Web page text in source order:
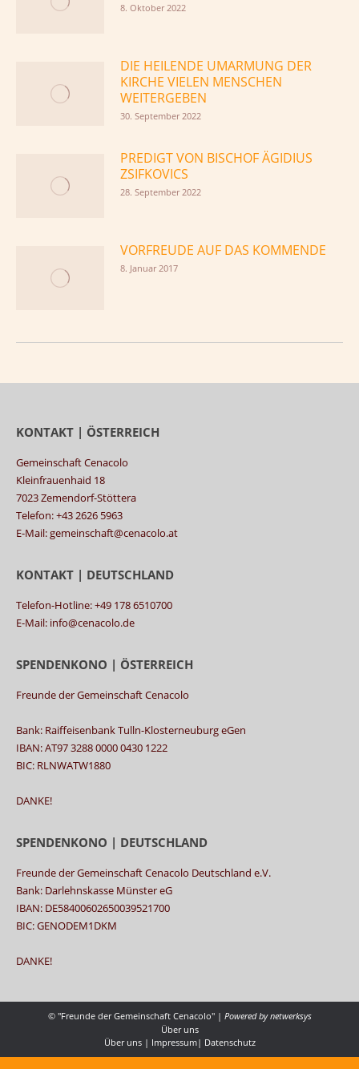
8. Oktober 2022
DIE HEILENDE UMARMUNG DER
KIRCHE VIELEN MENSCHEN
WEITERGEBEN
30. September 2022
PREDIGT VON BISCHOF ÄGIDIUS
ZSIFKOVICS
28. September 2022
VORFREUDE AUF DAS KOMMENDE
8. Januar 2017
KONTAKT | ÖSTERREICH
Gemeinschaft Cenacolo
Kleinfrauenhaid 18
7023 Zemendorf-Stöttera
Telefon: +43 2626 5963
E-Mail: gemeinschaft@cenacolo.at
KONTAKT | DEUTSCHLAND
Telefon-Hotline: +49 178 6510700
E-Mail: info@cenacolo.de
SPENDENKONO | ÖSTERREICH
Freunde der Gemeinschaft Cenacolo
Bank: Raiffeisenbank Tulln-Klosterneuburg eGen
IBAN: AT97 3288 0000 0430 1222
BIC: RLNWATW1880
DANKE!
SPENDENKONO | DEUTSCHLAND
Freunde der Gemeinschaft Cenacolo Deutschland e.V.
Bank: Darlehnskasse Münster eG
IBAN: DE58400602650039521700
BIC: GENODEM1DKM
DANKE!
© "Freunde der Gemeinschaft Cenacolo" | Powered bynetwerksys
Über uns
Über uns| Impressum| Datenschutz